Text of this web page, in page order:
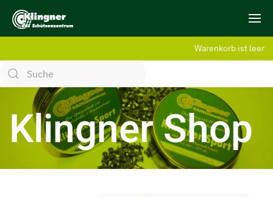
Warenkorb ist leer
Klingner Shop